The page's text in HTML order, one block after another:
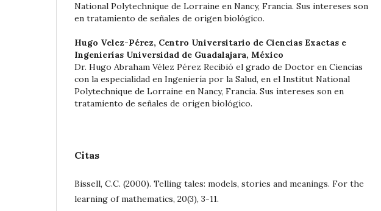
National Polytechnique de Lorraine en Nancy, Francia. Sus intereses son
en tratamiento de señales de origen biológico.
Hugo Velez-Pérez, Centro Universitario de Ciencias Exactas e
Ingenierías Universidad de Guadalajara, México
Dr. Hugo Abraham Vélez Pérez Recibió el grado de Doctor en Ciencias
con la especialidad en Ingeniería por la Salud, en el Institut National
Polytechnique de Lorraine en Nancy, Francia. Sus intereses son en
tratamiento de señales de origen biológico.
Citas
Bissell, C.C. (2000). Telling tales: models, stories and meanings. For the
learning of mathematics, 20(3), 3-11.